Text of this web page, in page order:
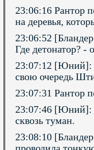
23:06:16 Рантор
на деревья,
23:06:52
Где детонатор?
23:07:12 [Юний]:
свою очередь
23:07:31 Рантор
23:07:46 [Юний]:
сквозь туман.
23:08:10